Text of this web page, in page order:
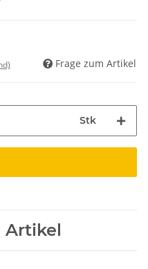
Frage zum Artikel
Stk
Artikel